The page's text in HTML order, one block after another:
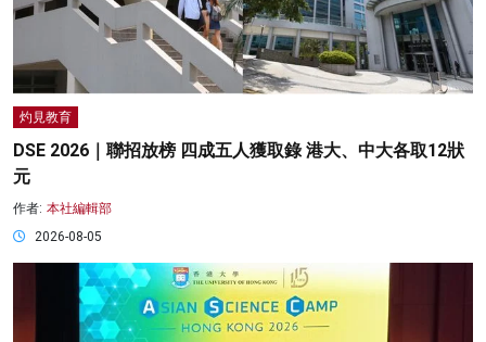
灼見教育
DSE 2026｜聯招放榜 四成五人獲取錄 港大、中大各取12狀
元
作者: 本社編輯部
2026-08-05